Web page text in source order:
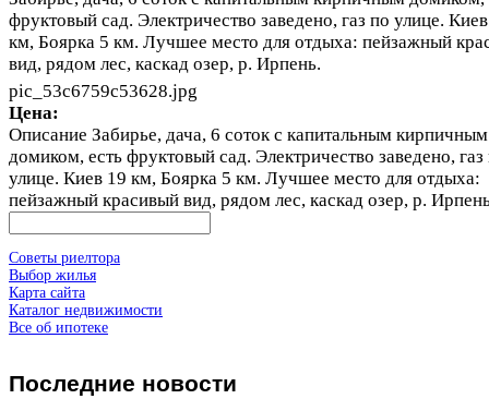
фруктовый сад. Электричество заведено, газ по улице.
км, Боярка 5 км. Лучшее место для отдыха: пейзажный
вид, рядом лес, каскад озер, р. Ирпень.
pic_53c6759c53628.jpg
Цена:
Описание Забирье, дача, 6 соток с капитальным кирпичным
домиком, есть фруктовый сад. Электричество заведено, газ
улице. Киев 19 км, Боярка 5 км. Лучшее место для отдыха:
пейзажный красивый вид, рядом лес, каскад озер, р.
Советы риелтора
Выбор жилья
Карта сайта
Каталог недвижимости
Все об ипотеке
Последние новости